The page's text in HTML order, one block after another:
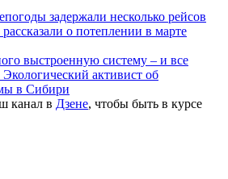
задержали несколько рейсов
о потеплении в марте
выстроенную систему – и все
активист об
в Сибири
канал в Дзене, чтобы быть в курсе